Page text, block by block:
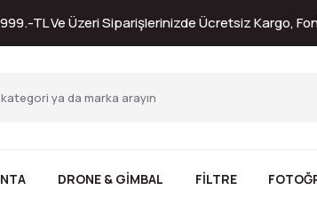
TL Ve Üzeri Siparişlerinizde Ücretsiz Kargo,
DRONE & GİMBAL FİLTRE